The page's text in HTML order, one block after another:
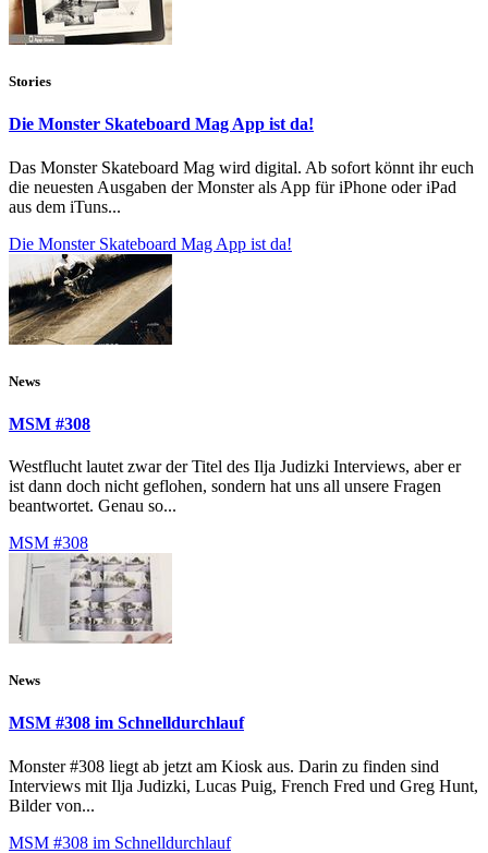
Stories
Die Monster Skateboard Mag App ist da!
Das Monster Skateboard Mag wird digital. Ab sofort könnt ihr euch
die neuesten Ausgaben der Monster als App für iPhone oder iPad
aus dem iTuns...
Die Monster Skateboard Mag App ist da!
News
MSM #308
Westflucht lautet zwar der Titel des Ilja Judizki Interviews, aber er
ist dann doch nicht geflohen, sondern hat uns all unsere Fragen
beantwortet. Genau so...
MSM #308
News
MSM #308 im Schnelldurchlauf
Monster #308 liegt ab jetzt am Kiosk aus. Darin zu finden sind
Interviews mit Ilja Judizki, Lucas Puig, French Fred und Greg Hunt,
Bilder von...
MSM #308 im Schnelldurchlauf